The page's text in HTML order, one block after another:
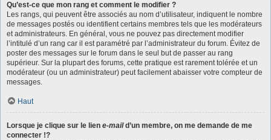
Qu’est-ce que mon rang et comment le modifier ?
Les rangs, qui peuvent être associés au nom d’utilisateur, indiquent le nombre
de messages postés ou identifient certains membres tels que les modérateurs
et administrateurs. En général, vous ne pouvez pas directement modifier
l’intitulé d’un rang car il est paramétré par l’administrateur du forum. Évitez de
poster des messages sur le forum dans le seul but de passer au rang
supérieur. Sur la plupart des forums, cette pratique est rarement tolérée et un
modérateur (ou un administrateur) peut facilement abaisser votre compteur de
messages.
Haut
Lorsque je clique sur le lien e-maild’un membre, on me demande de me
connecter !?